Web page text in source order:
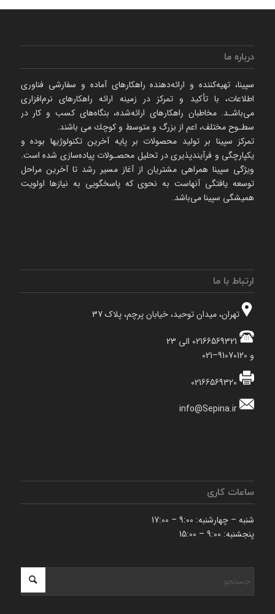
درباره ما
سپینا، تهیه‌كننده و ارائه‌‌دهنده راهكارهای آماده و سفارشی فناوری
اطلاعات، با تأكید و تمركز در زمینه ارائه راهکارهای نرم‌‌افزاری
می‌باشـد. مخاطبان راهكارهای ارائه‌شده، بنگاه‌های كسب و كار در
سطـوح مختلف، اعم از بزرگ و متوسط و كوچك می‌ باشند.
تمرکز سپینا بر تولید محصولات بر پایه آخرین تکنولوژیها بوده و
یکپارچگی و فرآیندپذیری در تحلیل محصـولات پیاده‌سازی شده است.
ویژگی سپینا همراهی مشتریان از آغاز مسیر رشد تا آخرین مراحل
توسعه یافتگی آنهاست به نحوی که پاسخگویی به نیازها اولویت
همیشگی سپینا می‌باشد.
ارتباط با ما
تهران، میدان توحید، خیابان پرچم، پلاک 37
02166569321 الی 23
و 91070120–021
02166569320
info@Sepina.ir
ساعات کاری
شنبه – چهارشنبه: 9:00 – 17:00
پنجشنبه: 9:00 – 15:00